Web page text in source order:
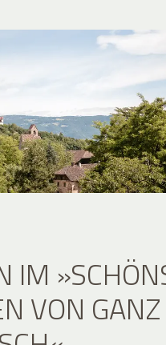
IM
VON GANZ